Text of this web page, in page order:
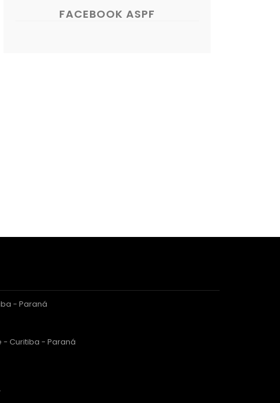
FACEBOOK ASPF
- Paraná
- Curitiba - Paraná
.